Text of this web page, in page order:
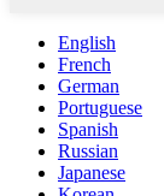
English
French
German
Portuguese
Spanish
Russian
Japanese